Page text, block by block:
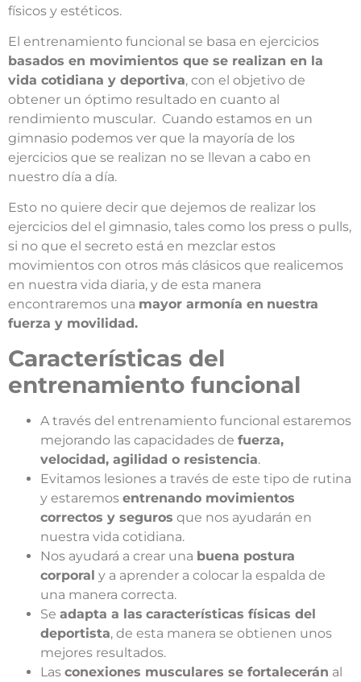
físicos y estéticos.
El entrenamiento funcional se basa en ejercicios
basados en movimientos que se realizan en la
vida cotidiana y deportiva, con el objetivo de
obtener un óptimo resultado en cuanto al
rendimiento muscular. Cuando estamos en un
gimnasio podemos ver que la mayoría de los
ejercicios que se realizan no se llevan a cabo en
nuestro día a día.
Esto no quiere decir que dejemos de realizar los
ejercicios del el gimnasio, tales como los press o pulls,
si no que el secreto está en mezclar estos
movimientos con otros más clásicos que realicemos
en nuestra vida diaria, y de esta manera
encontraremos una mayor armonía en nuestra
fuerza y movilidad.
Características del
entrenamiento funcional
A través del entrenamiento funcional estaremos
mejorando las capacidades de fuerza,
velocidad, agilidad o resistencia.
Evitamos lesiones a través de este tipo de rutina
y estaremos entrenando movimientos
correctos y seguros que nos ayudarán en
nuestra vida cotidiana.
Nos ayudará a crear una buena postura
corporal y a aprender a colocar la espalda de
una manera correcta.
Se adapta a las características físicas del
deportista, de esta manera se obtienen unos
mejores resultados.
Las conexiones musculares se fortalecerán al